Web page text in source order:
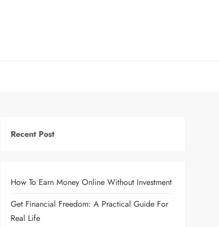
Recent Post
How To Earn Money Online Without Investment
Get Financial Freedom: A Practical Guide For
Real Life